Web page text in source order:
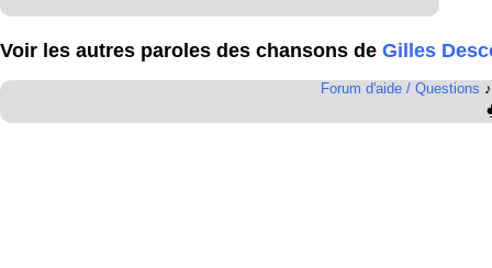
Voir les autres paroles des chansons de Gilles
Forum d'aide / Questions